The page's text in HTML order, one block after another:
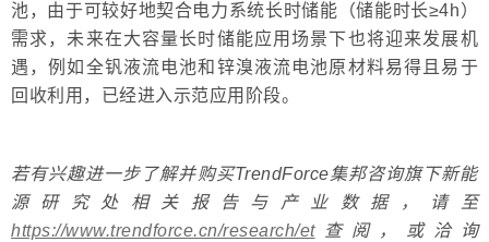
池，由于可较好地契合电力系统长时储能（储能时长≥4h）
需求，未来在大容量长时储能应用场景下也将迎来发展机
遇，例如全钒液流电池和锌溴液流电池原材料易得且易于
回收利用，已经进入示范应用阶段。
若有兴趣进一步了解并购买TrendForce集邦咨询旗下新能
源研究处相关报告与产业数据，请至
https://www.trendforce.cn/research/et查阅，或洽询